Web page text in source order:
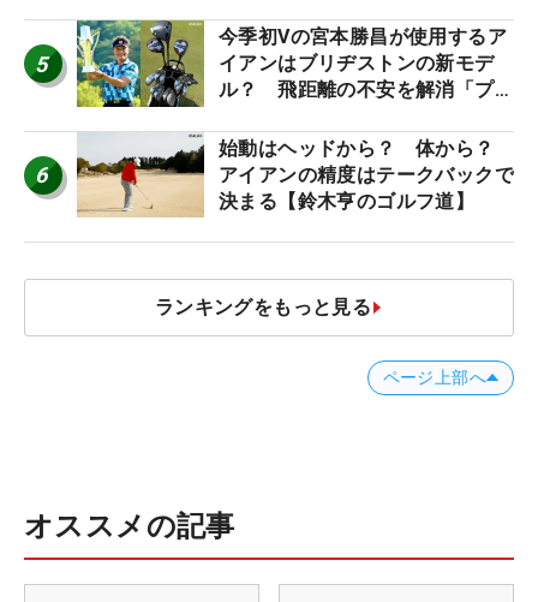
5
今季初Vの宮本勝昌が使用するア
イアンはブリヂストンの新モデ
ル？ 飛距離の不安を解消「プラ
6
始動はヘッドから？ 体から？
アイアンの精度はテークバックで
決まる【鈴木亨のゴルフ道】
ランキングをもっと見る
ページ上部へ
オススメの記事